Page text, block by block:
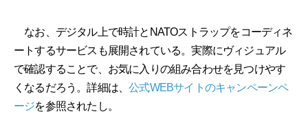
なお、デジタル上で時計とNATOストラップをコーディネ
ートするサービスも展開されている。実際にヴィジュアル
で確認することで、お気に入りの組み合わせを見つけやす
くなるだろう。詳細は、公式WEBサイトのキャンペーンペ
ージを参照されたし。